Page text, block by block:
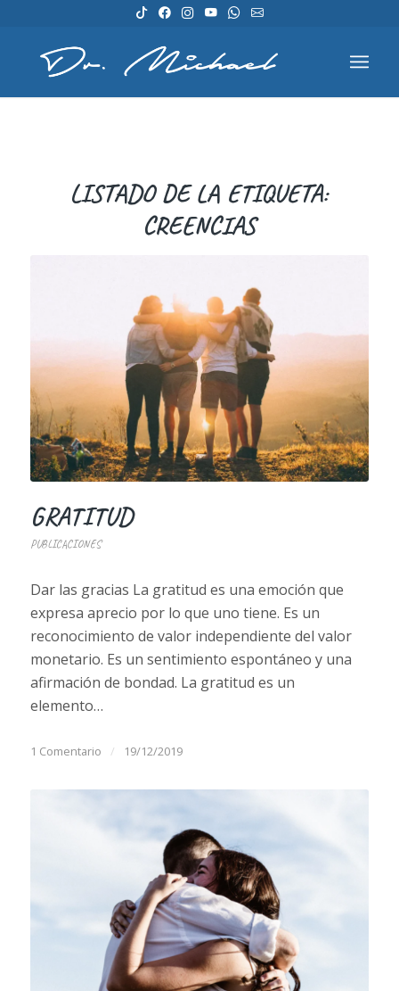
LISTADO DE LA ETIQUETA:
CREENCIAS
GRATITUD
PUBLICACIONES
Dar las gracias La gratitud es una emoción que
expresa aprecio por lo que uno tiene. Es un
reconocimiento de valor independiente del valor
monetario. Es un sentimiento espontáneo y una
afirmación de bondad. La gratitud es un
elemento…
1 Comentario / 19/12/2019